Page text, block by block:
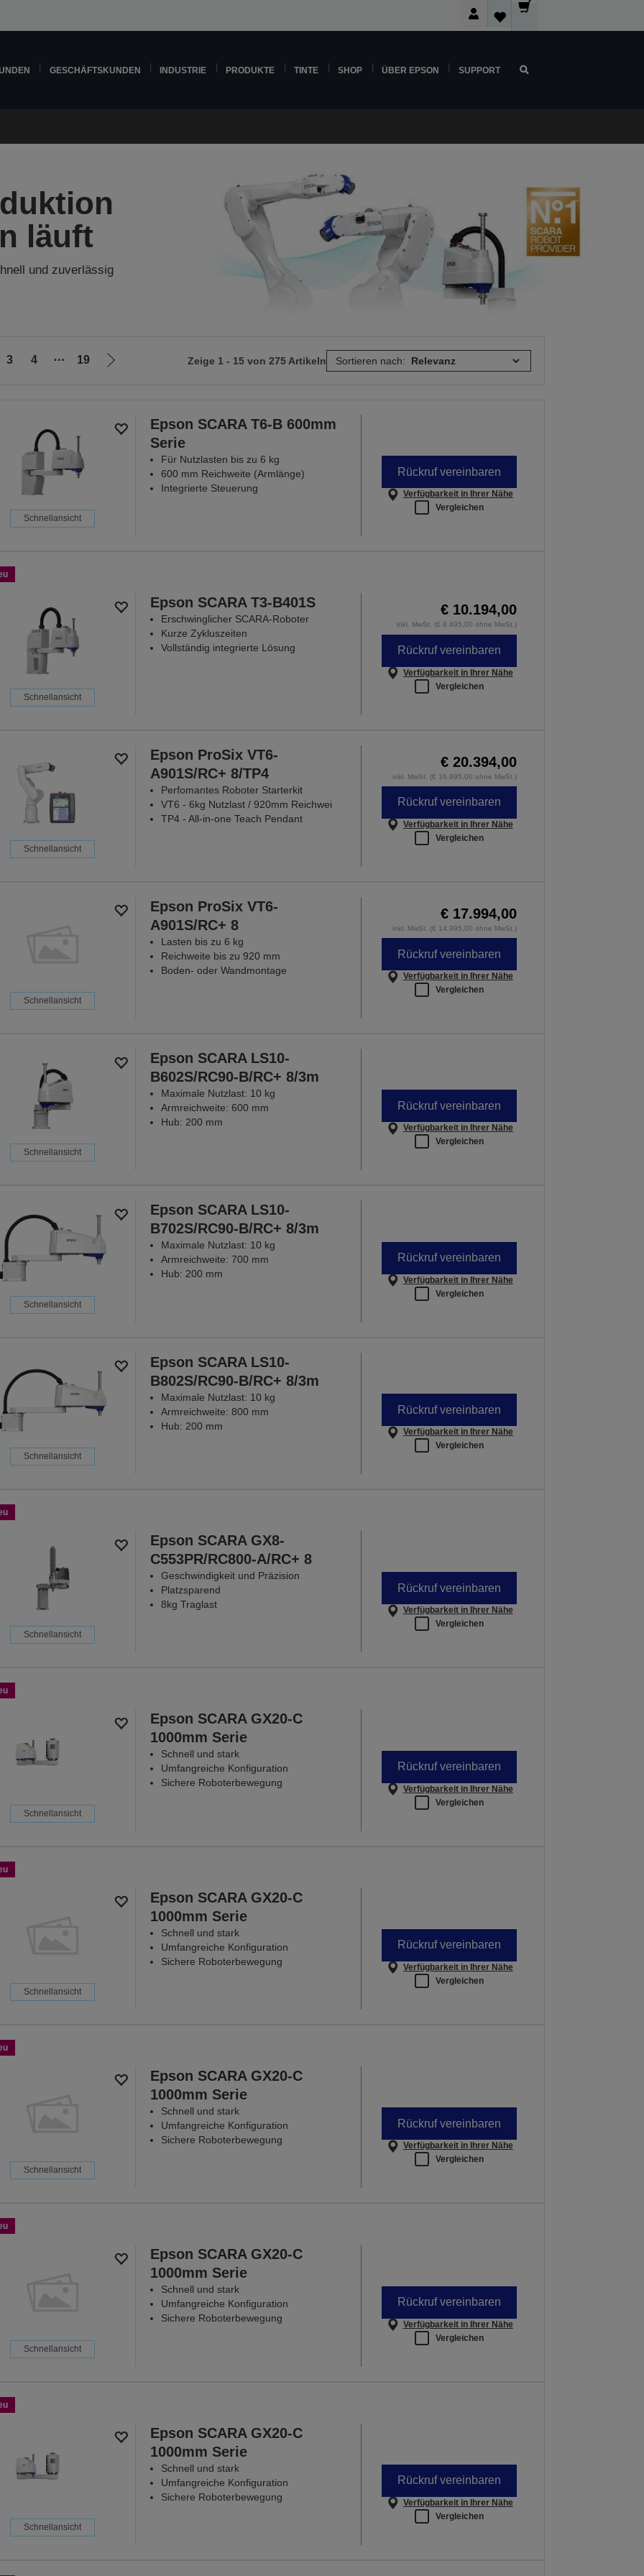
GESCHÄFTSKUNDEN INDUSTRIE PRODUKTE TINTE SHOP ÜBER EPSON SUPPORT
läuft
und zuverlässig
3 4 ⋯ 19
Zur
Zeige 1 - 15 von 275 Artikeln Sortieren nach:
Schnellansicht
Epson SCARA T6-B 600mm
Serie
Für Nutzlasten bis zu 6 kg
600 mm Reichweite (Armlänge)
Integrierte Steuerung
Rückruf vereinbaren
Verfügbarkeit in Ihrer Nähe
Vergleichen
Schnellansicht
Epson SCARA T3-B401S
Erschwinglicher SCARA-Roboter
Kurze Zykluszeiten
Vollständig integrierte Lösung
€ 10.194,00
inkl. MwSt. (€ 8.495,00 ohne MwSt.)
Rückruf vereinbaren
Verfügbarkeit in Ihrer Nähe
Vergleichen
Schnellansicht
Epson ProSix VT6-
A901S/RC+ 8/TP4
Perfomantes Roboter Starterkit
VT6 - 6kg Nutzlast / 920mm Reichwei
TP4 - All-in-one Teach Pendant
€ 20.394,00
inkl. MwSt. (€ 16.995,00 ohne MwSt.)
Rückruf vereinbaren
Verfügbarkeit in Ihrer Nähe
Vergleichen
Schnellansicht
Epson ProSix VT6-
A901S/RC+ 8
Lasten bis zu 6 kg
Reichweite bis zu 920 mm
Boden- oder Wandmontage
€ 17.994,00
inkl. MwSt. (€ 14.995,00 ohne MwSt.)
Rückruf vereinbaren
Verfügbarkeit in Ihrer Nähe
Vergleichen
Schnellansicht
Epson SCARA LS10-
B602S/RC90-B/RC+ 8/3m
Maximale Nutzlast: 10 kg
Armreichweite: 600 mm
Hub: 200 mm
Rückruf vereinbaren
Verfügbarkeit in Ihrer Nähe
Vergleichen
Schnellansicht
Epson SCARA LS10-
B702S/RC90-B/RC+ 8/3m
Maximale Nutzlast: 10 kg
Armreichweite: 700 mm
Hub: 200 mm
Rückruf vereinbaren
Verfügbarkeit in Ihrer Nähe
Vergleichen
Schnellansicht
Epson SCARA LS10-
B802S/RC90-B/RC+ 8/3m
Maximale Nutzlast: 10 kg
Armreichweite: 800 mm
Hub: 200 mm
Rückruf vereinbaren
Verfügbarkeit in Ihrer Nähe
Vergleichen
Schnellansicht
Epson SCARA GX8-
C553PR/RC800-A/RC+ 8
Geschwindigkeit und Präzision
Platzsparend
8kg Traglast
Rückruf vereinbaren
Verfügbarkeit in Ihrer Nähe
Vergleichen
Schnellansicht
Epson SCARA GX20-C
1000mm Serie
Schnell und stark
Umfangreiche Konfiguration
Sichere Roboterbewegung
Rückruf vereinbaren
Verfügbarkeit in Ihrer Nähe
Vergleichen
Schnellansicht
Epson SCARA GX20-C
1000mm Serie
Schnell und stark
Umfangreiche Konfiguration
Sichere Roboterbewegung
Rückruf vereinbaren
Verfügbarkeit in Ihrer Nähe
Vergleichen
Schnellansicht
Epson SCARA GX20-C
1000mm Serie
Schnell und stark
Umfangreiche Konfiguration
Sichere Roboterbewegung
Rückruf vereinbaren
Verfügbarkeit in Ihrer Nähe
Vergleichen
Schnellansicht
Epson SCARA GX20-C
1000mm Serie
Schnell und stark
Umfangreiche Konfiguration
Sichere Roboterbewegung
Rückruf vereinbaren
Verfügbarkeit in Ihrer Nähe
Vergleichen
Schnellansicht
Epson SCARA GX20-C
1000mm Serie
Schnell und stark
Umfangreiche Konfiguration
Sichere Roboterbewegung
Rückruf vereinbaren
Verfügbarkeit in Ihrer Nähe
Vergleichen